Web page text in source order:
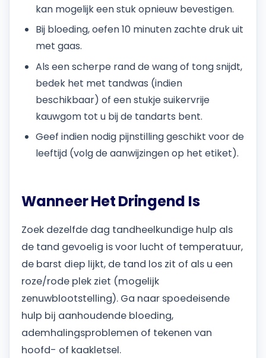
kan mogelijk een stuk opnieuw bevestigen.
Bij bloeding, oefen 10 minuten zachte druk uit
met gaas.
Als een scherpe rand de wang of tong snijdt,
bedek het met tandwas (indien
beschikbaar) of een stukje suikervrije
kauwgom tot u bij de tandarts bent.
Geef indien nodig pijnstilling geschikt voor de
leeftijd (volg de aanwijzingen op het etiket).
Wanneer Het Dringend Is
Zoek dezelfde dag tandheelkundige hulp als
de tand gevoelig is voor lucht of temperatuur,
de barst diep lijkt, de tand los zit of als u een
roze/rode plek ziet (mogelijk
zenuwblootstelling). Ga naar spoedeisende
hulp bij aanhoudende bloeding,
ademhalingsproblemen of tekenen van
hoofd- of kaakletsel.